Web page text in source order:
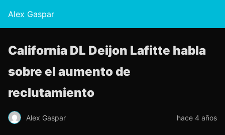
Alex Gaspar
California DL Deijon Lafitte habla
sobre el aumento de
reclutamiento
Alex Gaspar hace 4 años